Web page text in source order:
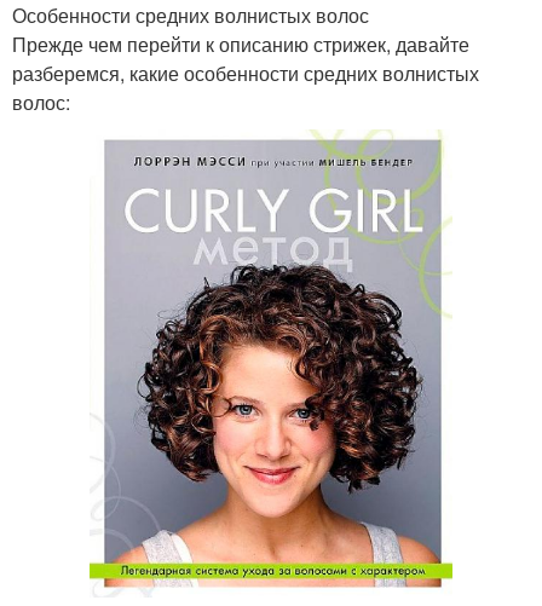
Особенности средних волнистых волос
Прежде чем перейти к описанию стрижек, давайте
разберемся, какие особенности средних волнистых
волос: